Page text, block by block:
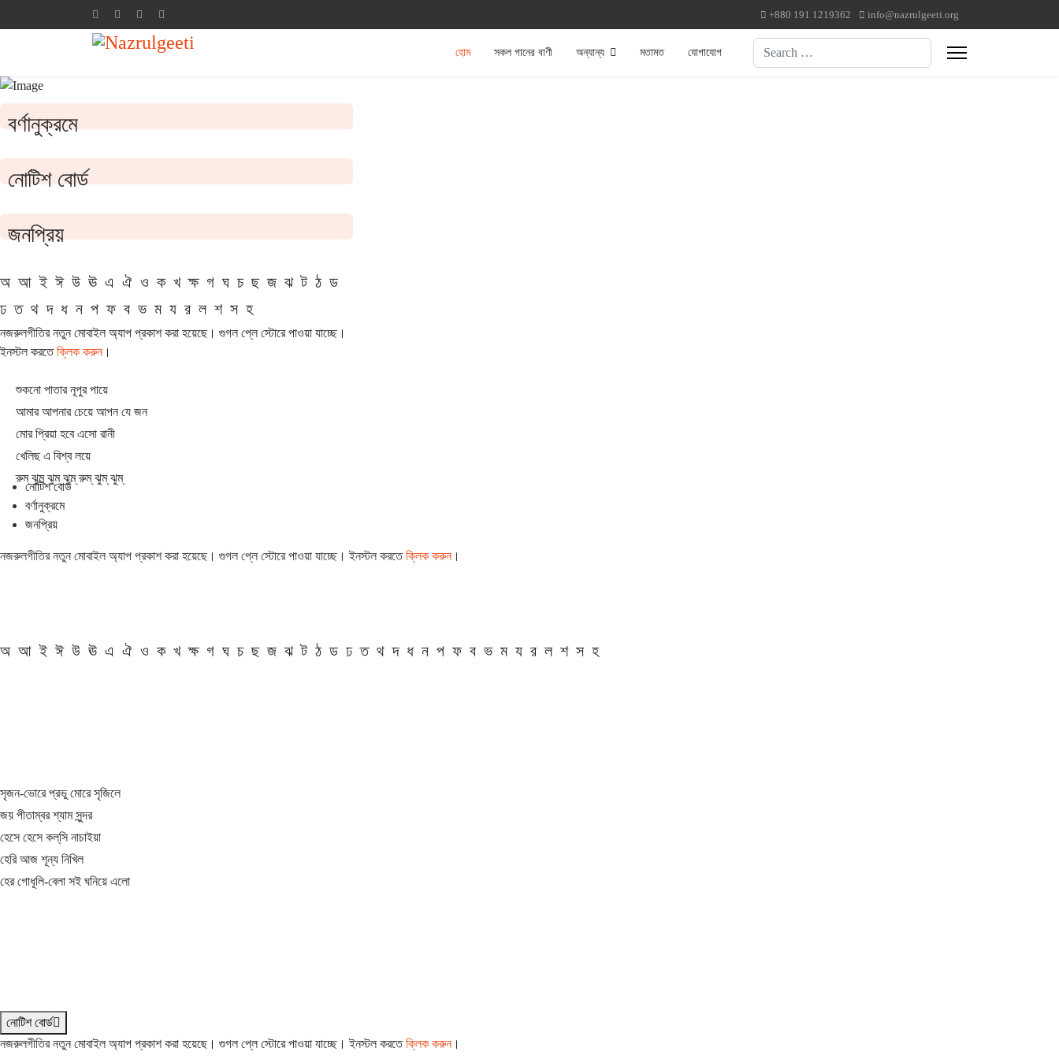
+880 191 1219362 info@nazrulgeeti.org
হোম সকল গানের বাণী অন্যান্য মতামত যোগাযোগ Search
বর্ণানুক্রমে
নোটিশ বোর্ড
জনপ্রিয়
অ আ ই ঈ উ ঊ এ ঐ ও ক খ ক্ষ গ ঘ চ ছ জ ঝ ট ঠ ড
ঢ ত থ দ ধ ন প ফ ব ভ ম য র ল শ স হ
নজরুলগীতির নতুন মোবাইল অ্যাপ প্রকাশ করা হয়েছে। গুগল প্লে স্টোরে পাওয়া যাচ্ছে।
ইনস্টল করতেক্লিক করুন।
শুকনো পাতার নূপুর পায়ে
আমার আপনার চেয়ে আপন যে জন
মোর প্রিয়া হবে এসো রানী
খেলিছ এ বিশ্ব লয়ে
রুম্ ঝুম্ ঝুম্ ঝুম্ রুম্ ঝুম্ ঝুম্
নোটিশ বোর্ড
বর্ণানুক্রমে
জনপ্রিয়
নজরুলগীতির নতুন মোবাইল অ্যাপ প্রকাশ করা হয়েছে। গুগল প্লে স্টোরে পাওয়া যাচ্ছে। ইনস্টল করতেক্লিক করুন।
অ আ ই ঈ উ ঊ এ ঐ ও ক খ ক্ষ গ ঘ চ ছ জ ঝ ট ঠ ড ঢ ত থ দ ধ ন প ফ ব ভ ম য র ল শ স হ
সৃজন-ভোরে প্রভু মোরে সৃজিলে
জয় পীতাম্বর শ্যাম সুন্দর
হেসে হেসে কল্‌সি নাচাইয়া
হেরি আজ শূন্য নিখিল
হের গোধূলি-বেলা সই ঘনিয়ে এলো
নোটিশ বোর্ড
নজরুলগীতির নতুন মোবাইল অ্যাপ প্রকাশ করা হয়েছে। গুগল প্লে স্টোরে পাওয়া যাচ্ছে। ইনস্টল করতেক্লিক করুন।